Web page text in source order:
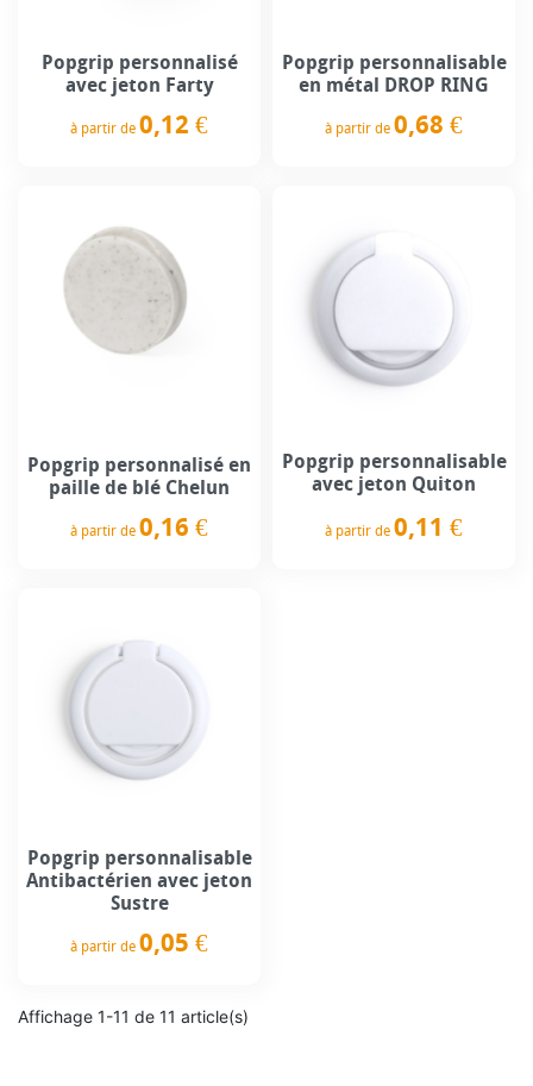
Popgrip personnalisé
avec jeton Farty
à partir de 0,12 €
Popgrip personnalisable
en métal DROP RING
à partir de 0,68 €
Popgrip personnalisé en
paille de blé Chelun
à partir de 0,16 €
Popgrip personnalisable
avec jeton Quiton
à partir de 0,11 €
Popgrip personnalisable
Antibactérien avec jeton
Sustre
à partir de 0,05 €
Affichage 1-11 de 11 article(s)